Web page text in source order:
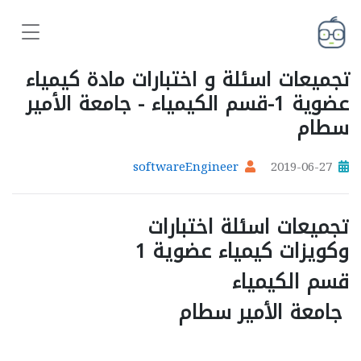
تجميعات اسئلة و اختبارات مادة كيمياء
عضوية 1-قسم الكيمياء - جامعة الأمير
سطام
2019-06-27
softwareEngineer
تجميعات اسئلة اختبارات
وكويزات كيمياء عضوية 1
قسم الكيمياء
جامعة الأمير سطام